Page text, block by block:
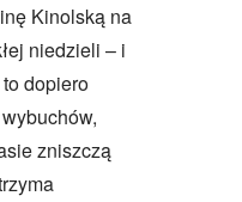
Kinolską na
niedzieli – i
dopiero
zniszczą